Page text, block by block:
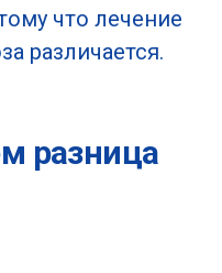
что лечение
различается.
разница